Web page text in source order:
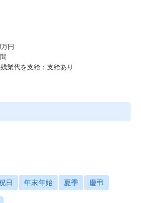
円
業代を支給：支給あり
日 年末年始 夏季 慶弔